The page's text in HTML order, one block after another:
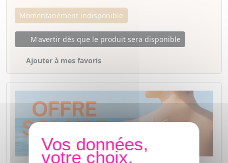
Momentanément indisponible
M'avertir dès que le produit sera disponible
Ajouter à mes favoris